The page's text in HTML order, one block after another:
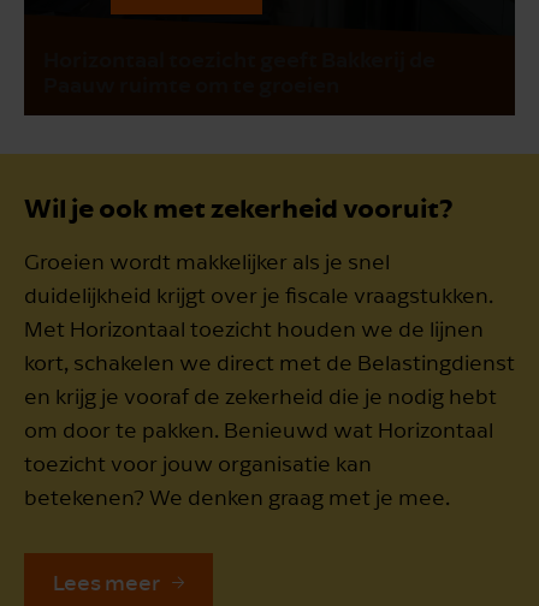
Wil je ook met zekerheid vooruit?
Groeien wordt makkelijker als je snel
duidelijkheid krijgt over je fiscale vraagstukken.
Met Horizontaal toezicht houden we de lijnen
kort, schakelen we direct met de Belastingdienst
en krijg je vooraf de zekerheid die je nodig hebt
om door te pakken. Benieuwd wat Horizontaal
toezicht voor jouw organisatie kan
betekenen? We denken graag met je mee.
Lees meer